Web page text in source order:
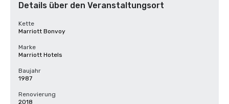
Details über den Veranstaltungsort
Kette
Marriott Bonvoy
Marke
Marriott Hotels
Baujahr
1987
Renovierung
2018